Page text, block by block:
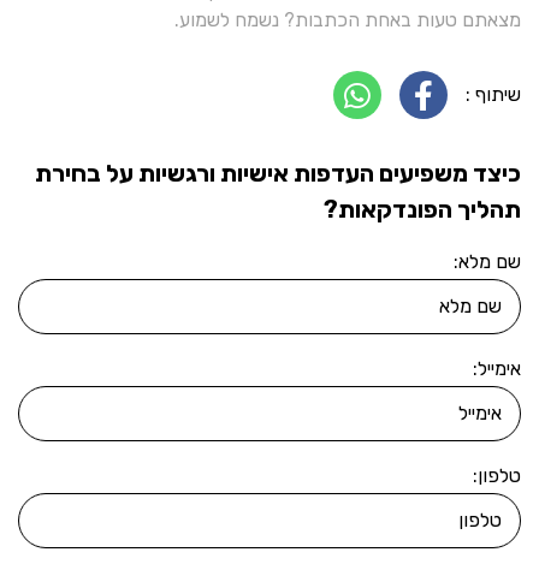
מצאתם טעות באחת הכתבות? נשמח לשמוע.
שיתוף :
כיצד משפיעים העדפות אישיות ורגשיות על בחירת
תהליך הפונדקאות?
שם מלא:
אימייל:
טלפון: